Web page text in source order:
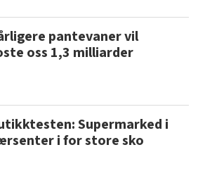
pantevaner vil
oss 1,3 milliarder
Supermarked i
i for store sko